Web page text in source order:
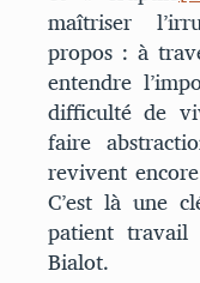
maîtriser
propos : à
entendre
difficulté de
faire
revivent
C’est là une
patient travail
Bialot.